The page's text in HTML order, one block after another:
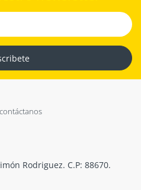
Rodriguez. C.P: 88670.